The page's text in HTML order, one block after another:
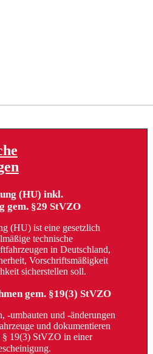
(HU) inkl.
gem. §29 StVZO
(HU) ist eine gesetzlich
technische
in Deutschland,
Vorschriftsmäßigkeit
sicherstellen soll.
gem. §19(3) StVZO
-umbauten und -änderungen
und dokumentieren
§ 19(3) StVZO in einer